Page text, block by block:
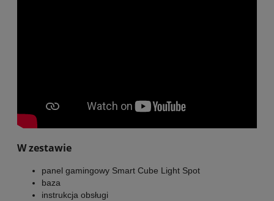
W zestawie
panel gamingowy Smart Cube Light Spot
baza
instrukcja obsługi